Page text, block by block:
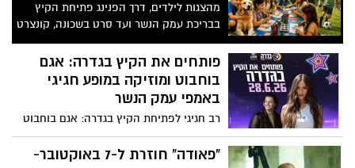
מהצגות לילדים, דרך הפנינג פתיחת הקיץ
בבריכת עמק הנשר ועד סרט בשכונה, קונצרט
ופעילויות לנוער – אלו האירועים שמחכים
לתושבי גדרה במהלך השבוע הקרוב
פותחים את הקיץ בגדרה: אגם
בוחבוט ומוזיקה במופע חגיגי
באמפי עמק הנשר
רב חגיגי לפתיחת הקיץ בגדרה: אגם בוחבוט
והזמרת מוזיקה יעלו לבמה באמפי עמק
הנשר ב-28 ביוני. האירוע יכלול הופעות חיות,
"פאודה" חוזרת ל-7 באוקטובר-